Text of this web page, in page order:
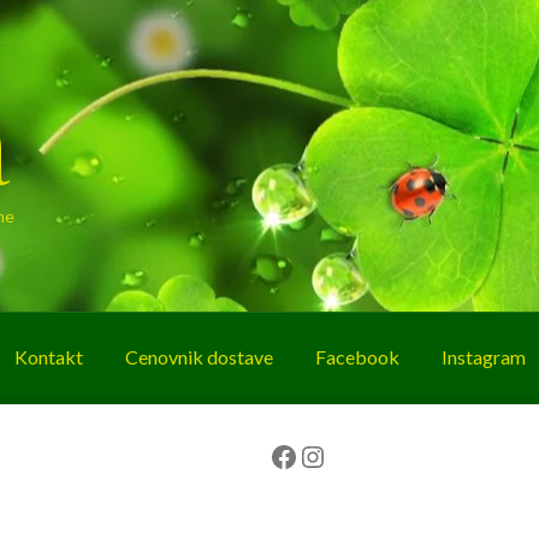
Kontakt Cenovnik dostave Facebook Instagram
Facebook Instagram